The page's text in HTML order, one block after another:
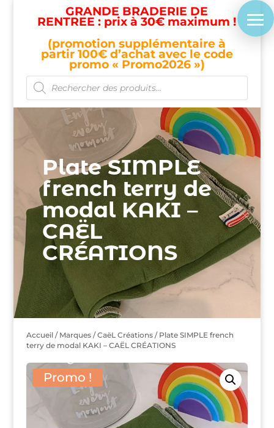
GRANDE BRADERIE DE
RENTREE : prix à 30€ maximum !
(promotion supplémentaire à
partir 100€ d’achat avec le code
promo « Promo2026 »)
Recherche
produits
Plate SIMPLE
french terry de
modal KAKI –
CAËL
CRÉATIONS
Accueil/ Marques/CaëL Créations/ Plate SIMPLE french
terry de modal KAKI – CAËL CRÉATIONS
Promo !